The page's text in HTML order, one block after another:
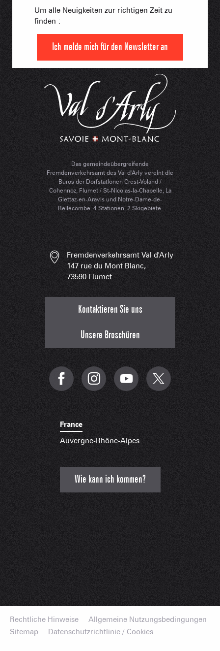
Das gemeindeübergreifende
Fremdenverkehrsamt des Val d'Arly vereint die
Büros der Dorfstationen Crest-Voland /
Cohennoz, Flumet / St-Nicolas-la-Chapelle, La
Giettaz-en-Aravis und Notre-Dame-de-
Bellecombe. 4 Stationen, 2 Skigebiete.
Um alle Neuigkeiten zur richtigen Zeit zu
finden :
Ich melde mich für den Newsletter an
Fremdenverkehrsamt Val d'Arly
147 rue du Mont Blanc,
73590 Flumet
Kontaktieren Sie uns
Unsere Broschüren
France
Auvergne-Rhône-Alpes
Wie kann ich kommen?
Rechtliche Hinweise
Allgemeine Nutzungsbedingungen
Sitemap
Datenschutzrichtlinie / Cookies